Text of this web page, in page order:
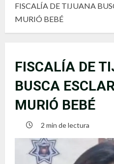
FISCALÍA DE TIJUANA
MURIÓ BEBÉ
FISCALÍA DE
BUSCA
MURIÓ BEBÉ
2 min de lectura